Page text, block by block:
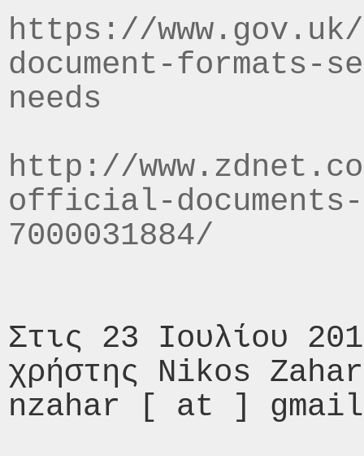
https://www.gov.uk/
document-formats-
needs
http://
official-
7000031884/
Στις 23 Ιουλίου
χρήστης Nikos
nzahar [ at ]